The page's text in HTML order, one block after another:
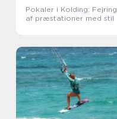
Pokaler i Kolding: Fejring
af præstationer med stil